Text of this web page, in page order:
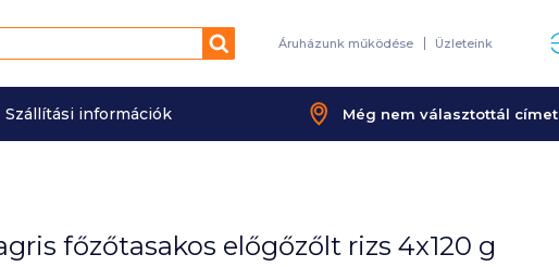
Keresés Áruházunk működése Üzleteink
Szállítási információk Még nem választottál címet
főzőtasakos előgőzőlt rizs 4x120 g